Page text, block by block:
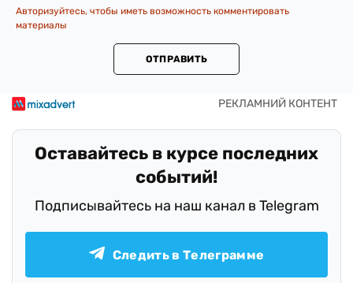
Авторизуйтесь, чтобы иметь возможность комментировать
материалы
ОТПРАВИТЬ
Оставайтесь в курсе последних
событий!
Подписывайтесь на наш канал в Telegram
Следить в Телеграмме